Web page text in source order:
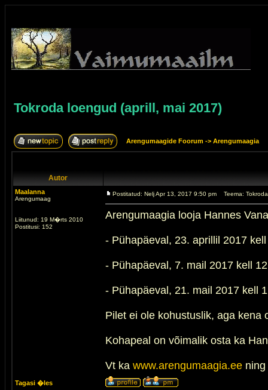
Tokroda loengud (aprill, mai 2017)
Arengumaagide Foorum -> Arengumaagia
Autor
Maalanna
Arengumaag
Liitunud: 19 M�rts 2010
Postitusi: 152
Postitatud: Nelj Apr 13, 2017 9:50 pm Teema:
Arengumaagia looja Hannes
- Pühapäeval, 23. aprillil 2017
- Pühapäeval, 7. mail 2017 kell
- Pühapäeval, 21. mail 2017 kell
Pilet ei ole kohustuslik, aga kena
Kohapeal on võimalik osta ka
Vt ka www.arengumaagia.ee ning
Tagasi �les